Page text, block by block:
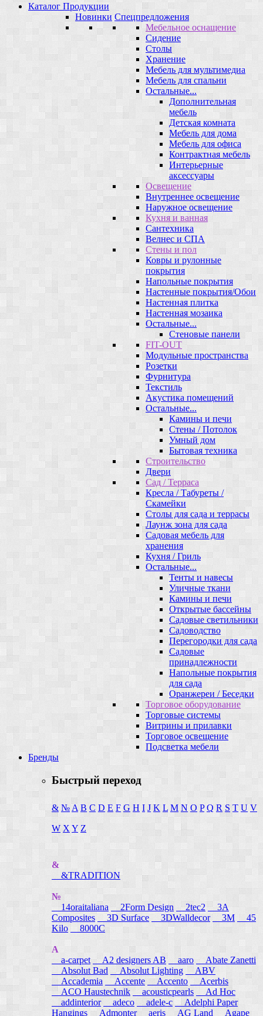
Каталог Продукции
Новинки Спецпредложения
Мебельное оснащение
Сидение
Столы
Хранение
Мебель для мультимедиа
Мебель для спальни
Остальные...
Дополнительная
мебель
Детская комната
Мебель для дома
Мебель для офиса
Контрактная мебель
Интерьерные
аксессуары
Освещение
Внутреннее освещение
Наружное освещение
Кухня и ванная
Сантехника
Велнес и СПА
Стены и пол
Ковры и рулонные
покрытия
Напольные покрытия
Настенные покрытия/Обои
Настенная плитка
Настенная мозаика
Остальные...
Стеновые панели
FIT-OUT
Модульные пространства
Розетки
Фурнитура
Текстиль
Акустика помещений
Остальные...
Камины и печи
Стены / Потолок
Умный дом
Бытовая техника
Строительство
Двери
Сад / Терраса
Кресла / Табуреты /
Скамейки
Столы для сада и террасы
Лаунж зона для сада
Садовая мебель для
хранения
Кухня / Гриль
Остальные...
Тенты и навесы
Уличные ткани
Камины и печи
Открытые бассейны
Садовые светильники
Садоводство
Перегородки для сада
Садовые
принадлежности
Напольные покрытия
для сада
Оранжереи / Беседки
Торговое оборудование
Торговые системы
Витрины и прилавки
Торговое освещение
Подсветка мебели
Бренды
Быстрый переход
& № A B C D E F G H I J K L M N O P Q R S T U V
W X Y Z
&
&TRADITION
№
14oraitaliana
2Form Design 2tec2
3A
Composites
3D Surface 3DWalldecor 3M
45
Kilo
8000C
A
a-carpet
A2 designers AB aaro
Abate Zanetti
Absolut Bad
Absolut Lighting
ABV
Accademia
Accente Accento
Acerbis
ACO Haustechnik
acousticpearls
Ad Hoc
addinterior
adeco adele-c
Adelphi Paper
Hangings Admonter aeris AG Land Agape